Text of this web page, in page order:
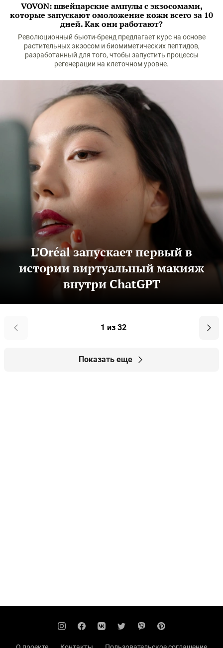
VOVON: швейцарские ампулы с экзосомами,
которые запускают омоложение кожи всего за 10
дней. Как они работают?
Революционный бьюти-бренд предлагает курс на основе
растительных экзосом и биомиметических пептидов,
разработанный для того, чтобы запустить процессы
регенерации на клеточном уровне.
L’Oréal запускает первый в
истории виртуальный макияж
внутри ChatGPT
1 из 32
Показать еще